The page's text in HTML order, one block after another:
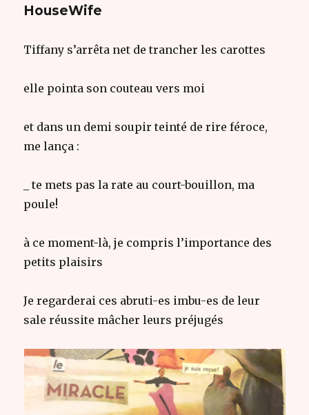
HouseWife
Tiffany s’arrêta net de trancher les carottes
elle pointa son couteau vers moi
et dans un demi soupir teinté de rire féroce,
me lança :
_ te mets pas la rate au court-bouillon, ma
poule!
à ce moment-là, je compris l’importance des
petits plaisirs
Je regarderai ces abruti-es imbu-es de leur
sale réussite mâcher leurs préjugés